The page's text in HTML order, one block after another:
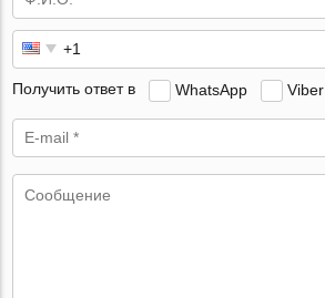
Получить ответ в WhatsApp Viber